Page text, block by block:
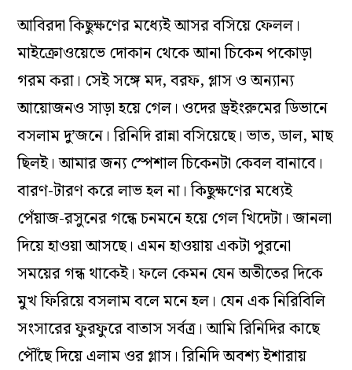
আবিরদা কিছুক্ষণের মধ্যেই আসর বসিয়ে ফেলল।
মাইক্রোওয়েভে দোকান থেকে আনা চিকেন পকোড়া
গরম করা। সেই সঙ্গে মদ, বরফ, গ্লাস ও অন্যান্য
আয়োজনও সাড়া হয়ে গেল। ওদের ড্রইংরুমের ডিভান‌ে
বসলাম দু’জনে। রিনিদি রান্না বসিয়েছে। ভাত, ডাল, মাছ
ছিলই। আমার জন্য স্পেশাল চিকেনটা কেবল বানাবে।
বারণ-টারণ করে লাভ হল না। কিছুক্ষণের মধ্যেই
পেঁয়াজ-রসুনের গন্ধে চনমনে হয়ে গেল খিদেটা। জানলা
দিয়ে হাওয়া আসছে। এমন হাওয়ায় একটা পুরনো
সময়ের গন্ধ থাকেই। ফলে কেমন যেন অতীতের দিকে
মুখ ফিরিয়ে বসলাম বলে মনে হল। যেন এক নিরিবিলি
সংসারের ফুরফুরে বাতাস সর্বত্র। আমি রিনিদির কাছে
পৌঁছে দিয়ে এলাম ওর গ্লাস। রিনিদি অবশ্য ইশারায়